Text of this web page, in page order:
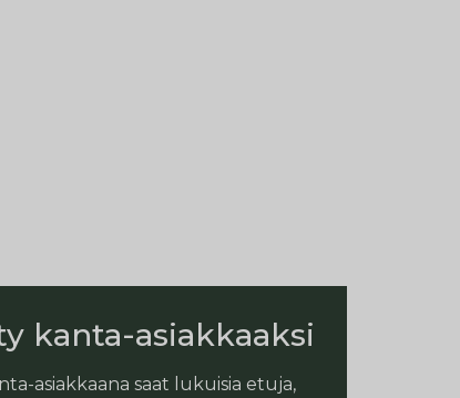
kanta-asiakkaaksi
asiakkaana saat lukuisia etuja,